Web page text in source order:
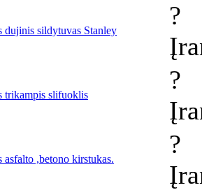
dujinis sildytuvas Stanley
?
trikampis slifuoklis
?
asfalto ,betono kirstukas.
?